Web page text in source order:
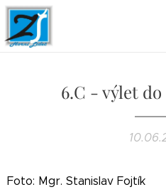
6.C - výlet
Foto: Mgr. Stanislav Fojtík